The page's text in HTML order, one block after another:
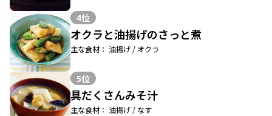
4位
オクラと油揚げのさっと煮
主な食材： 油揚げ / オクラ
5位
具だくさんみそ汁
主な食材： 油揚げ / なす